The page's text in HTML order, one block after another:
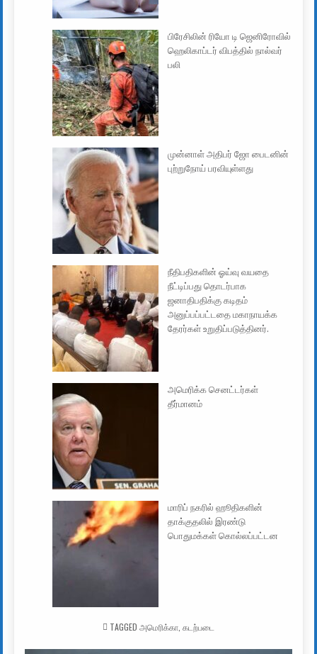
பிரேசிலின் ரியோ டி ஜெனிரோவில்
ஹெலிகாப்டர் விபத்தில் நால்வர்
பலி
முன்னாள் அதிபர் ஜோ பைடனின்
புற்றுநோய் பரவியுள்ளது
நீதிபதிகளின் ஓய்வு வயதை
நீட்டிப்பது தொடர்பாக
ஜனாதிபதிக்கு கடிதம்
அனுப்பப்பட்டதை மகாநாயக்க
தேரர்கள் உறுதிப்படுத்தினர்.
அமெரிக்க செனட்டர்கள்
தீர்மானம்
மாரிப் நகரில் ஹூதிகளின்
தாக்குதலில் இரண்டு
பொதுமக்கள் கொல்லப்பட்டன
TAGGED அமெரிக்கா கடற்படை